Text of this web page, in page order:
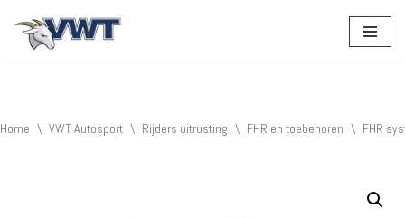
Home \ VWT Autosport \ Rijders uitrusting \ FHR en toebehoren \ FHR